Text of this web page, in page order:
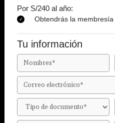
Por S/240 al año:
Obtendrás la membresía
Tu información